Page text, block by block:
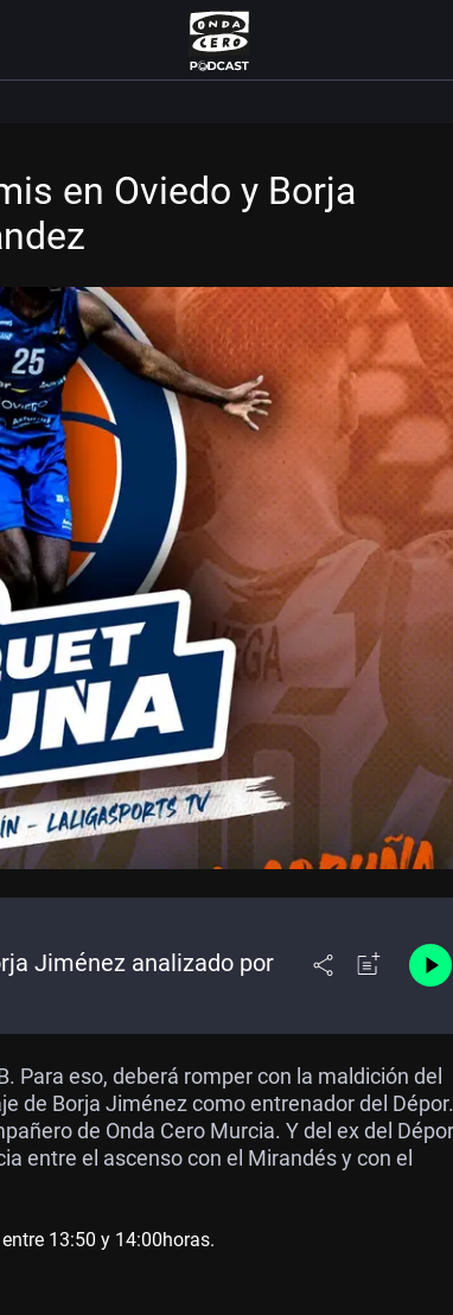
en Oviedo y Borja
Jiménez analizado por
Para eso, deberá romper con la maldición del
de Borja Jiménez como entrenador del Dépor.
de Onda Cero Murcia. Y del ex del
entre el ascenso con el Mirandés y con el
entre 13:50 y 14:00horas.